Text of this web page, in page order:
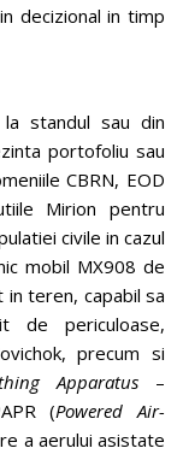
decizional in timp
la standul sau din
portofoliu sau
CBRN, EOD
Mirion pentru
civile in cazul
mobil MX908 de
teren, capabil sa
de periculoase,
precum si
Apparatus–
(Powered Air-
a aerului asistate